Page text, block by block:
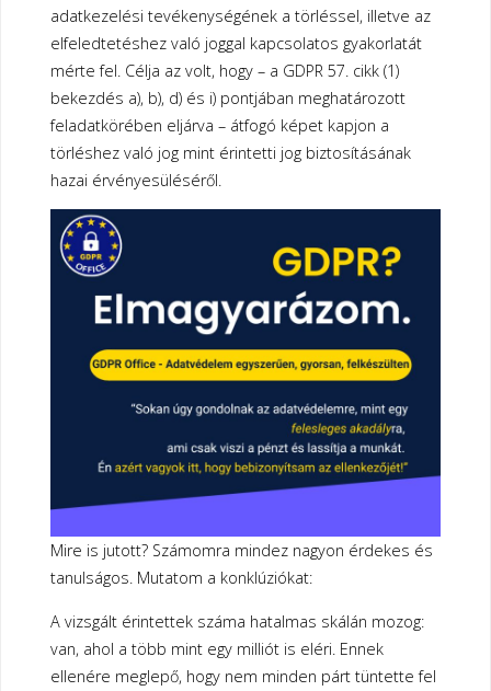
adatkezelési tevékenységének a törléssel, illetve az
elfeledtetéshez való joggal kapcsolatos gyakorlatát
mérte fel. Célja az volt, hogy – a GDPR 57. cikk (1)
bekezdés a), b), d) és i) pontjában meghatározott
feladatkörében eljárva – átfogó képet kapjon a
törléshez való jog mint érintetti jog biztosításának
hazai érvényesüléséről.
Mire is jutott? Számomra mindez nagyon érdekes és
tanulságos. Mutatom a konklúziókat:
A vizsgált érintettek száma hatalmas skálán mozog:
van, ahol a több mint egy milliót is eléri. Ennek
ellenére meglepő, hogy nem minden párt tüntette fel